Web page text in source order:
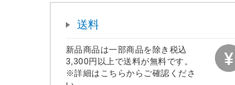
送料
新品商品は一部商品を除き税込
3,300円以上で送料が無料です。
※詳細はこちらからご確認くださ